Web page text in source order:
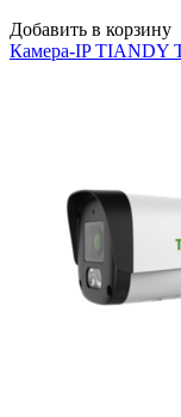
Добавить в корзину
Камера-IP TIANDY